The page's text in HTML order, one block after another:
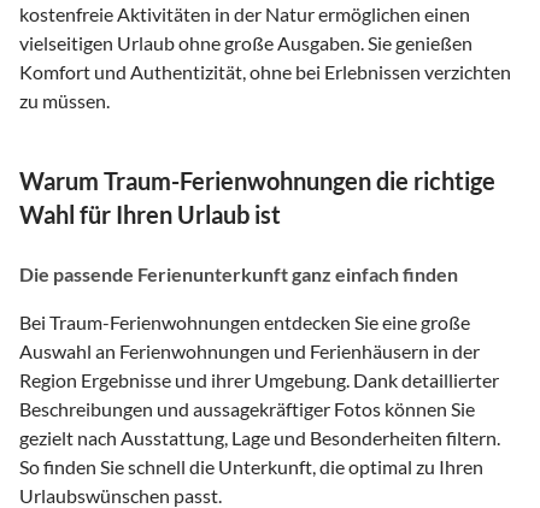
kostenfreie Aktivitäten in der Natur ermöglichen einen
vielseitigen Urlaub ohne große Ausgaben. Sie genießen
Komfort und Authentizität, ohne bei Erlebnissen verzichten
zu müssen.
Warum Traum-Ferienwohnungen die richtige
Wahl für Ihren Urlaub ist
Die passende Ferienunterkunft ganz einfach finden
Bei Traum-Ferienwohnungen entdecken Sie eine große
Auswahl an Ferienwohnungen und Ferienhäusern in der
Region Ergebnisse und ihrer Umgebung. Dank detaillierter
Beschreibungen und aussagekräftiger Fotos können Sie
gezielt nach Ausstattung, Lage und Besonderheiten filtern.
So finden Sie schnell die Unterkunft, die optimal zu Ihren
Urlaubswünschen passt.